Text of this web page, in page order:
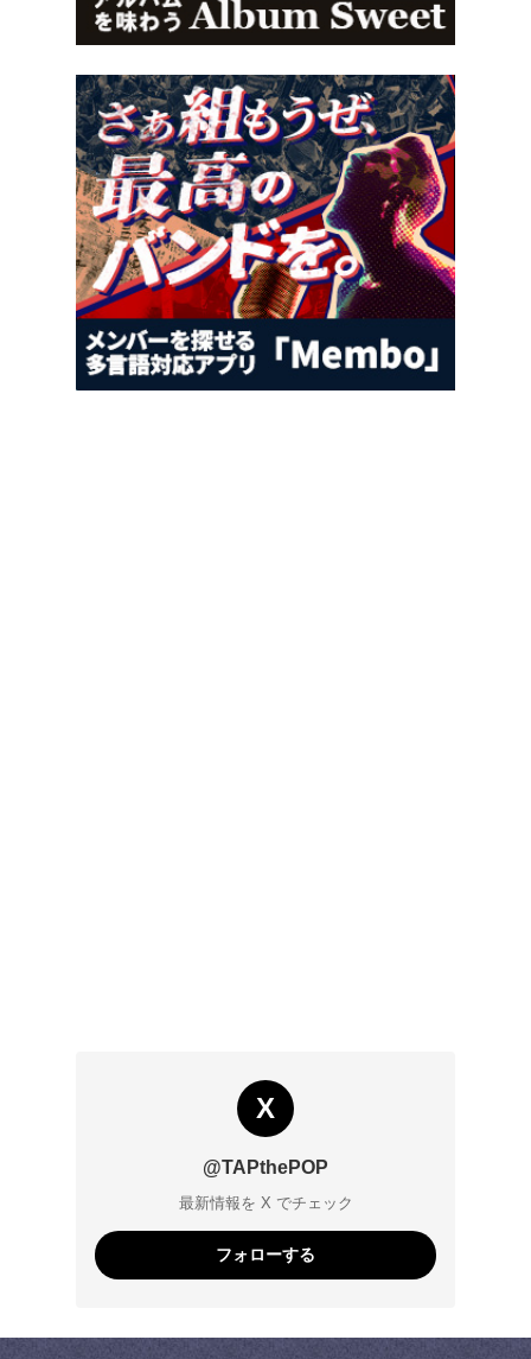
X
@TAPthePOP
最新情報を X でチェック
フォローする